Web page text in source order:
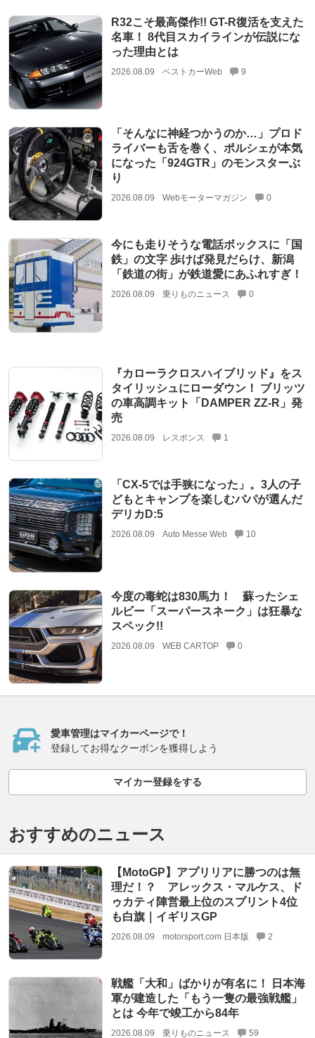
R32こそ最高傑作!! GT-R復活を支えた
名車！ 8代目スカイラインが伝説にな
った理由とは
2026.08.09 ベストカーWeb 9
「そんなに神経つかうのか…」プロド
ライバーも舌を巻く、ポルシェが本気
になった「924GTR」のモンスターぶ
り
2026.08.09 Webモーターマガジン 0
今にも走りそうな電話ボックスに「国
鉄」の文字 歩けば発見だらけ、新潟
「鉄道の街」が鉄道愛にあふれすぎ！
2026.08.09 乗りものニュース 0
『カローラクロスハイブリッド』をス
タイリッシュにローダウン！ ブリッツ
の車高調キット「DAMPER ZZ-R」発
売
2026.08.09 レスポンス 1
「CX-5では手狭になった」。3人の子
どもとキャンプを楽しむパパが選んだ
デリカD:5
2026.08.09 Auto Messe Web 10
今度の毒蛇は830馬力！ 蘇ったシェ
ルビー「スーパースネーク」は狂暴な
スペック!!
2026.08.09 WEB CARTOP 0
愛車管理はマイカーページで！
登録してお得なクーポンを獲得しよう
マイカー登録をする
おすすめのニュース
【MotoGP】アプリリアに勝つのは無
理だ！？ アレックス・マルケス、ド
ゥカティ陣営最上位のスプリント4位
も白旗｜イギリスGP
2026.08.09 motorsport.com 日本版 2
戦艦「大和」ばかりが有名に！ 日本海
軍が建造した「もう一隻の最強戦艦」
とは 今年で竣工から84年
2026.08.09 乗りものニュース 59